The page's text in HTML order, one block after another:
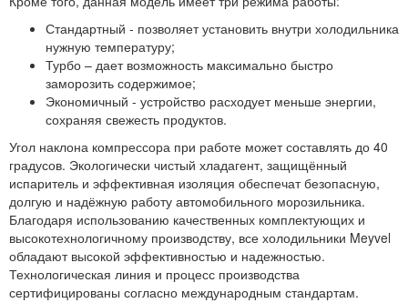
Стандартный - позволяет установить внутри холодильника
нужную температуру;
Турбо – дает возможность максимально быстро
заморозить содержимое;
Экономичный - устройство расходует меньше энергии,
сохраняя свежесть продуктов.
Угол наклона компрессора при работе может составлять до 40
градусов. Экологически чистый хладагент, защищённый
испаритель и эффективная изоляция обеспечат безопасную,
долгую и надёжную работу автомобильного морозильника.
Благодаря использованию качественных комплектующих и
высокотехнологичному производству, все холодильники Meyvel
обладают высокой эффективностью и надежностью.
Технологическая линия и процесс производства
сертифицированы согласно международным стандартам.